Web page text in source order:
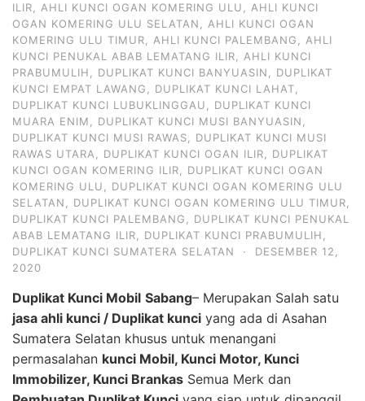
ILIR, AHLI KUNCI OGAN KOMERING ULU, AHLI KUNCI
OGAN KOMERING ULU SELATAN, AHLI KUNCI OGAN
KOMERING ULU TIMUR, AHLI KUNCI PALEMBANG, AHLI
KUNCI PENUKAL ABAB LEMATANG ILIR, AHLI KUNCI
PRABUMULIH, DUPLIKAT KUNCI BANYUASIN, DUPLIKAT
KUNCI EMPAT LAWANG, DUPLIKAT KUNCI LAHAT,
DUPLIKAT KUNCI LUBUKLINGGAU, DUPLIKAT KUNCI
MUARA ENIM, DUPLIKAT KUNCI MUSI BANYUASIN,
DUPLIKAT KUNCI MUSI RAWAS, DUPLIKAT KUNCI MUSI
RAWAS UTARA, DUPLIKAT KUNCI OGAN ILIR, DUPLIKAT
KUNCI OGAN KOMERING ILIR, DUPLIKAT KUNCI OGAN
KOMERING ULU, DUPLIKAT KUNCI OGAN KOMERING ULU
SELATAN, DUPLIKAT KUNCI OGAN KOMERING ULU TIMUR,
DUPLIKAT KUNCI PALEMBANG, DUPLIKAT KUNCI PENUKAL
ABAB LEMATANG ILIR, DUPLIKAT KUNCI PRABUMULIH,
DUPLIKAT KUNCI SUMATERA SELATAN
·
DESEMBER 12,
2020
Duplikat Kunci Mobil Sabang– Merupakan Salah satu
jasa ahli kunci / Duplikat kunci yang ada di Asahan
Sumatera Selatan khusus untuk menangani
permasalahan kunci Mobil, Kunci Motor, Kunci
Immobilizer, Kunci Brankas Semua Merk dan